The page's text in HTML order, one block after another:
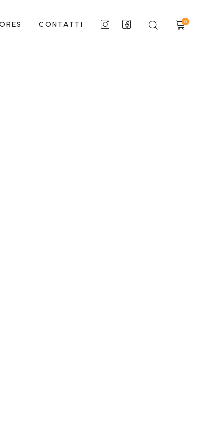
CONTATTI 0